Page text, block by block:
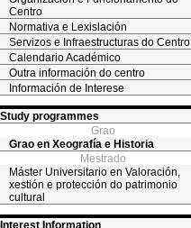
Centro
Normativa e Lexislación
Servizos e Infraestructuras do Centro
Calendario Académico
Outra información do centro
Información de Interese
Study programmes
Grao
Grao en Xeografía e Historia
Mestrado
Máster Universitario en Valoración,
xestión e protección do patrimonio
cultural
Interest Information